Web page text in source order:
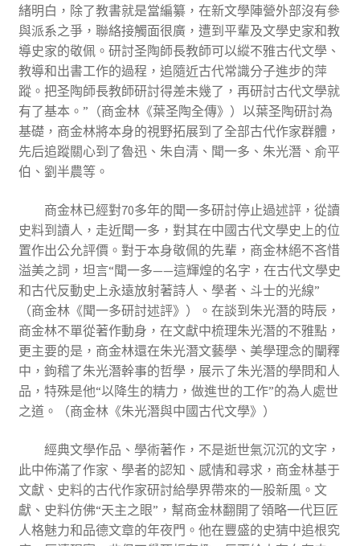
緒明白，除了教書就是當編纂，在新文學陣營外部沒有參
與派系之爭，聯絡接觸面很廣，遭到平輩及文學史家和教
導史家的敬佩。研討圣陶師長教師可以縱不雅古代文學、
教導和出書工作的過程，追隨近古代常識分子進步的萍
蹤。把圣陶師長教師研討得差未幾了，再研討古代文學就
有了基本。”（商金林《葉圣陶全傳》）以葉圣陶研討為
基礎，商金林將本身的視野拓展到了全部古代作家群體，
先后追蹤關心到了魯迅、朱自清、聞一多、朱光潛、俞平
伯、劉半農等。
商金林已經對70多年的聞一多研討停止過述評，從讀
史料到讀人，走近聞一多，對其在中國古代文學史上的位
置作出公允評價。對于本身敬佩的先輩，商金林絕不吝惜
溢美之詞，坦言“聞一多——這輝煌的名字，在古代文學史
和古代反動史上永遠放射著詩人、學者、斗士的光線”
（商金林《聞一多研討述評》）。在談到朱光潛的時辰，
商金林不單從著作動身，在文獻中梳理朱光潛的不雅點，
更主要的是，商金林還在朱光潛文藝學、美學理念的闡釋
中，鉤稽了朱光潛幹事的哲學，展示了朱光潛的學問和人
品，特殊是他“以降生的精力，做進世的工作”的為人處世
之道。（商金林《朱光潛與中國古代文學》）
經典文學作品、學術著作，不是逝世氣沉沉的文字，
此中佈滿了作家、學者的認知、感情和尋求，商金林基于
文獻、史料的古代作家研討給學界帶來的一股新風。文
獻、史料仿佛“天主之眼”，幫商金林翻開了領略一代巨匠
人格魅力和品德文章的年夜門。他在豐盛的史猜中追根究